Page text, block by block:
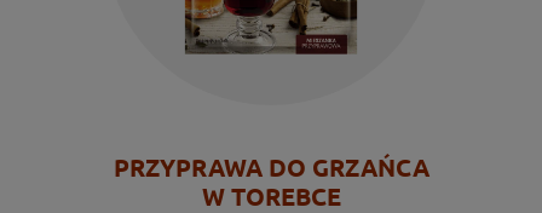
PRZYPRAWA DO GRZAŃCA
W TOREBCE